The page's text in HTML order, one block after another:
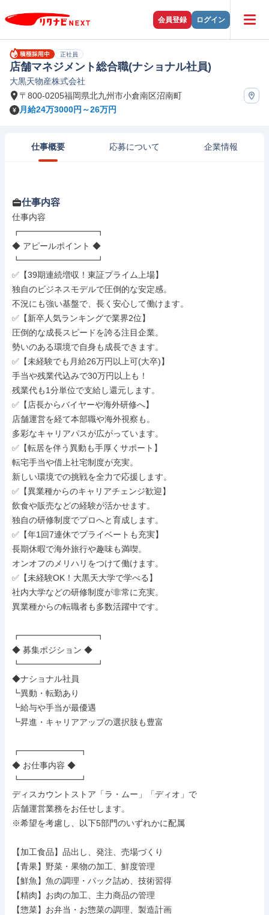
会員登録 ログイン
正社員
店舗マネジメント総合職(ナショナル社員)
大黒天物産株式会社
〒800-0205福岡県北九州市小倉南区沼南町
月給24万3000円～26万円
仕事概要 応募について 企業情報
仕事内容
仕事内容
┏━━━━━━━━━┓
◆ アピールポイント ◆
┗━━━━━━━━━┛
✅【39期連続増収！東証プライム上場】
独自のビジネスモデルで圧倒的な安定感。
不況にも強い基盤で、長く安心して働けます。
✅【新卒人気ランキングで業界2位】
圧倒的な成長スピードを誇る注目企業。
勢いのある環境で自身も成長できます。
✅【未経験でも月給26万円以上可(大卒)】
手当や残業代込みで30万円以上も！
残業代も1分単位で支給し還元します。
✅【店長からバイヤーや海外研修へ】
店舗運営を経て本部職や海外視察も。
多彩なキャリアパスが広がっています。
✅【転居を伴う異動も手厚くサポート】
転宅手当や借上社宅制度が充実。
新しい環境での挑戦を全力で応援します。
✅【異業種からのキャリアチェンジ歓迎】
飲食や販売などの経験が活かせます。
独自の研修制度でプロへと育成します。
✅【年1回7連休でプライベートも充実】
長期休暇で海外旅行や趣味も満喫。
オンオフのメリハリをつけて働けます。
✅【未経験OK！大黒天大学で学べる】
社内大学などの研修制度が非常に充実。
異業種からの転職者も多数活躍中です。
┏━━━━━━━━━┓
◆ 募集ポジション ◆
┗━━━━━━━━━┛
◆ナショナル社員
┗異動・転勤あり
┗給与や手当が最優遇
┗昇進・キャリアアップの選択肢も豊富
┏━━━━━━━┓
◆ お仕事内容 ◆
┗━━━━━━━┛
ディスカウントストア「ラ・ムー」「ディオ」で
店舗運営業務をお任せします。
※希望を考慮し、以下5部門のいずれかに配属
【加工食品】品出し、発注、売場づくり
【青果】野菜・果物の加工、鮮度管理
【鮮魚】魚の調理・パック詰め、技術習得
【精肉】お肉の加工、主力商品の管理
【惣菜】お弁当・お惣菜の調理、製造計画